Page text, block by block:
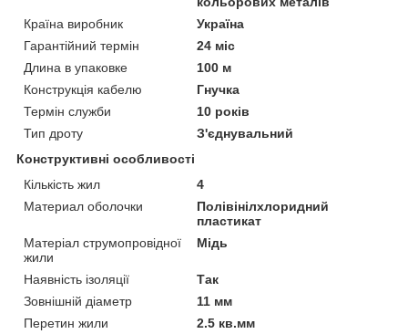
Країна виробник
Україна
Гарантійний термін
24 міс
Длина в упаковке
100 м
Конструкція кабелю
Гнучка
Термін служби
10 років
Тип дроту
З'єднувальний
Конструктивні особливості
Кількість жил
4
Материал оболочки
Полівінілхлоридний
пластикат
Матеріал струмопровідної
жили
Мідь
Наявність ізоляції
Так
Зовнішній діаметр
11 мм
Перетин жили
2.5 кв.мм